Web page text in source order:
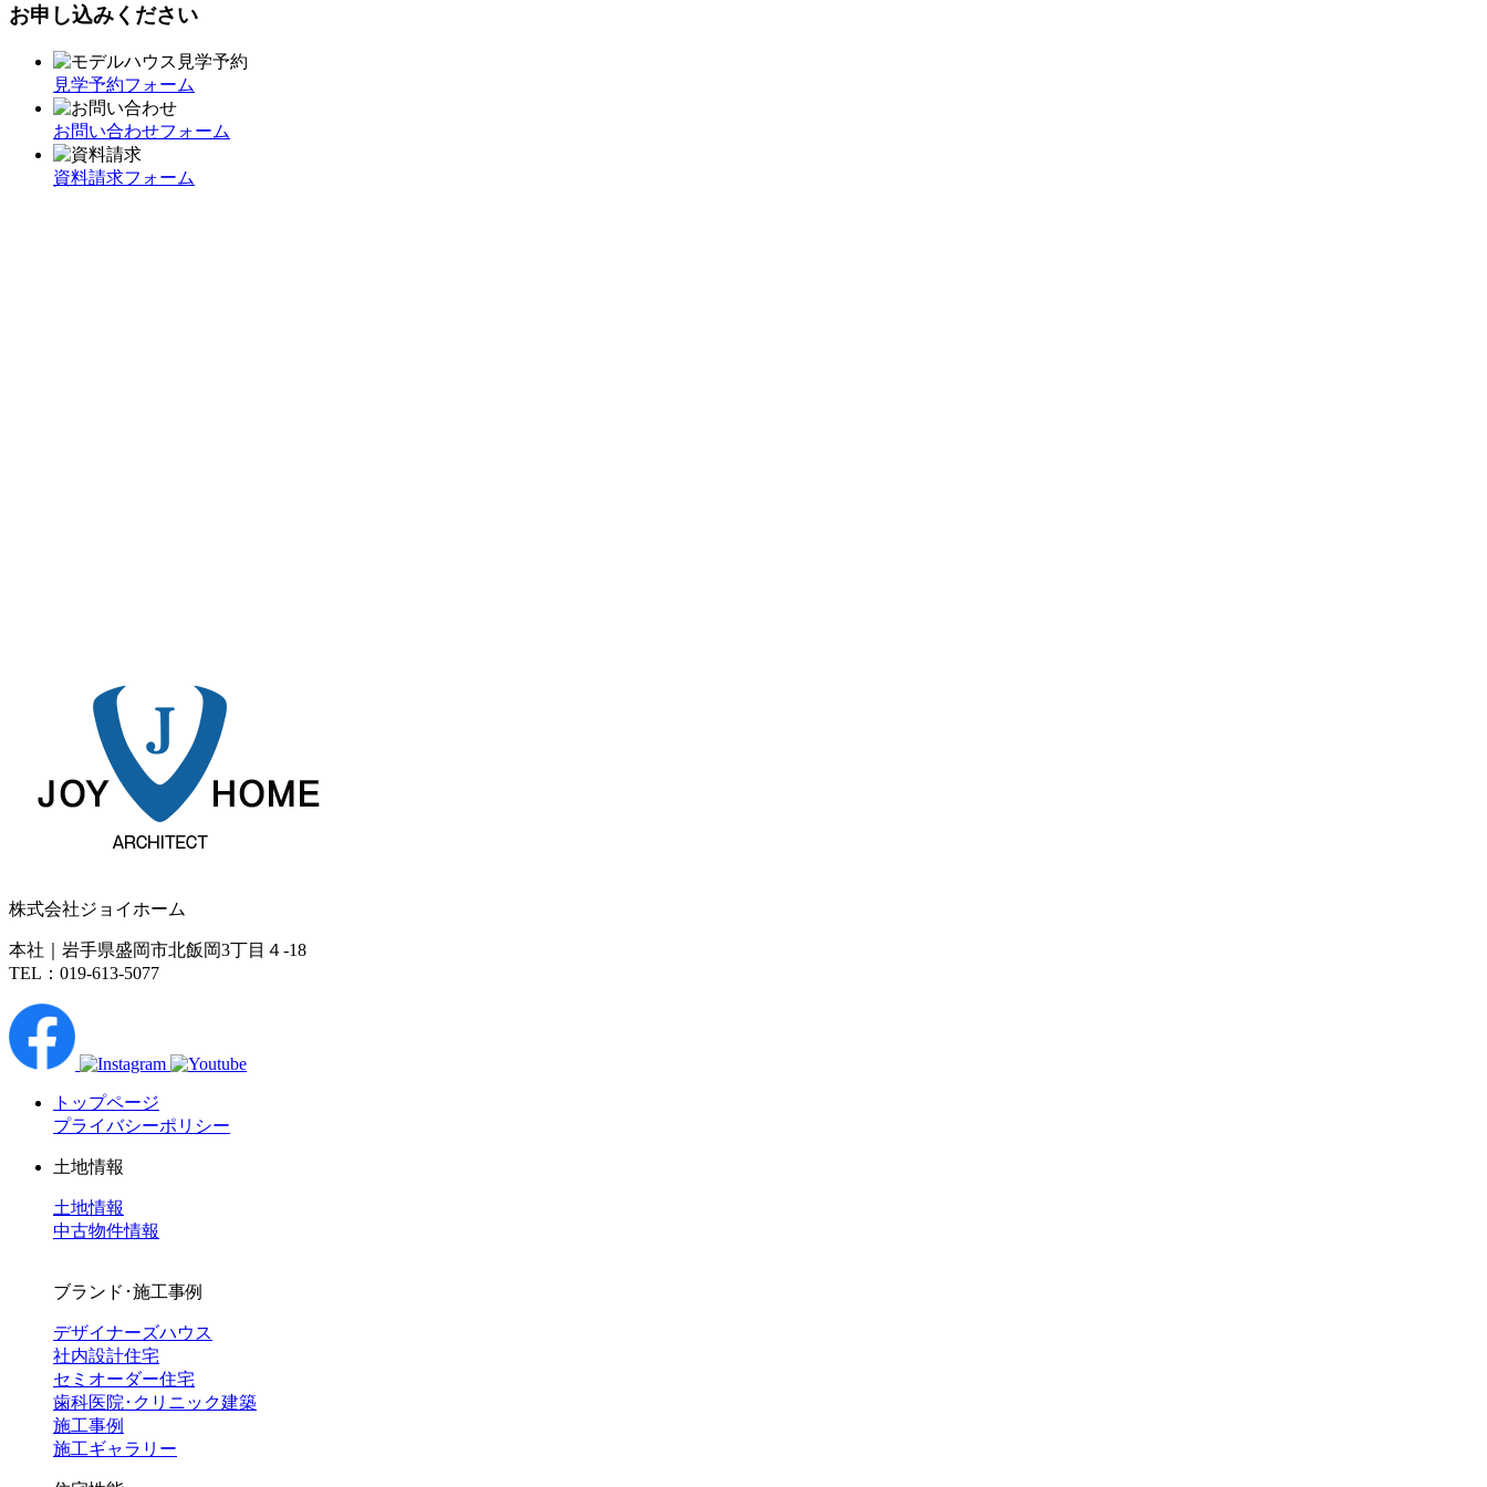
お申し込みください
見学予約フォーム
お問い合わせフォーム
資料請求フォーム
株式会社ジョイホーム
本社｜岩手県盛岡市北飯岡3丁目４-18
TEL：019-613-5077
トップページ
プライバシーポリシー
土地情報
土地情報
中古物件情報
ブランド･施工事例
デザイナーズハウス
社内設計住宅
セミオーダー住宅
歯科医院･クリニック建築
施工事例
施工ギャラリー